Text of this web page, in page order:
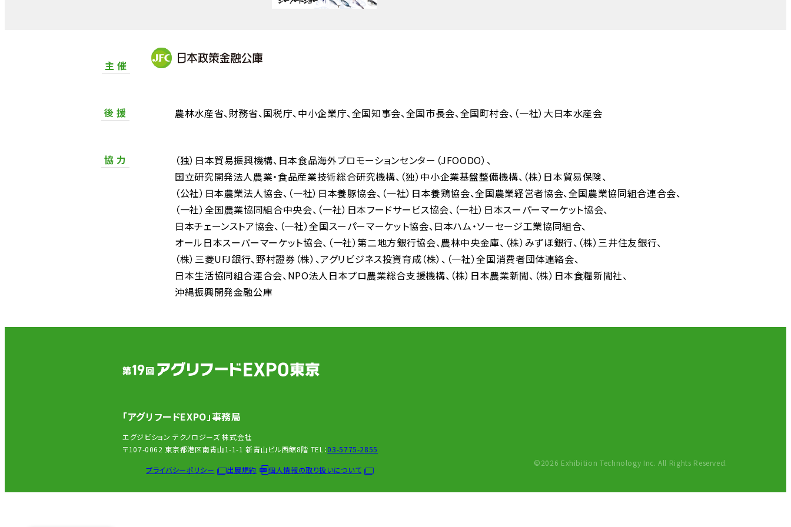
主 催
後 援 農林水産省 財務省 国税庁 中小企業庁 全国知事会 全国市長会 全国町村会 （一社）大日本水産会
協 力 （独）日本貿易振興機構 日本食品海外プロモーションセンター（JFOODO）
国立研究開発法人農業・食品産業技術総合研究機構 （独）中小企業基盤整備機構 （株）日本貿易保険
（公社）日本農業法人協会 （一社）日本養豚協会 （一社）日本養鶏協会 全国農業経営者協会 全国農業協同組合連合会
（一社）全国農業協同組合中央会 （一社）日本フードサービス協会 （一社）日本スーパーマーケット協会
日本チェーンストア協会 （一社）全国スーパーマーケット協会 日本ハム・ソーセージ工業協同組合
オール日本スーパーマーケット協会 （一社）第二地方銀行協会 農林中央金庫 （株）みずほ銀行 （株）三井住友銀行
（株）三菱UFJ銀行 野村證券（株） アグリビジネス投資育成（株）
（一社）全国消費者団体連絡会
日本生活協同組合連合会 NPO法人日本プロ農業総合支援機構 （株）日本農業新聞
（株）日本食糧新聞社
沖縄振興開発金融公庫
「アグリフードEXPO」事務局
エグジビション テクノロジーズ 株式会社
〒107-0062 東京都港区南青山1-1-1 新青山ビル西館8階 TEL：03-5775-2855
プライバシーポリシー 出展規約 個人情報の取り扱いについて
©2026 Exhibition Technology Inc. All Rights Reserved.